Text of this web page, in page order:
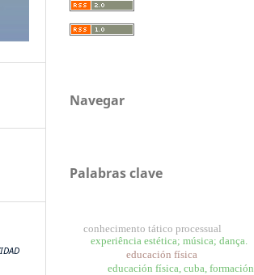
Navegar
Palabras clave
educación física
educación física, cuba, formación
experiência estética; música; dança.
conhecimento tático processual